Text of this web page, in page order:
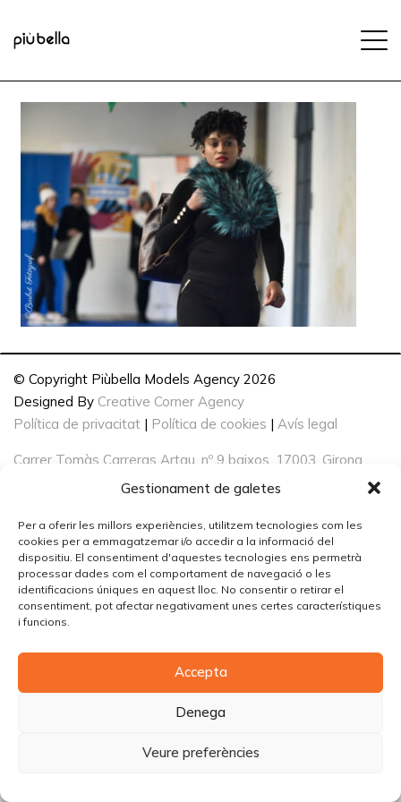
Gestionament de galetes
Per a oferir les millors experiències, utilitzem tecnologies com les
cookies per a emmagatzemar i/o accedir a la informació del
dispositiu. El consentiment d'aquestes tecnologies ens permetrà
processar dades com el comportament de navegació o les
identificacions úniques en aquest lloc. No consentir o retirar el
consentiment, pot afectar negativament unes certes característiques
i funcions.
Accepta
Denega
Veure preferències
© Copyright Piùbella Models Agency 2026
Designed By Creative Corner Agency
Política de privacitat | Política de cookies | Avís legal
Carrer Tomàs Carreras Artau, nº 9 baixos, 17003, Girona